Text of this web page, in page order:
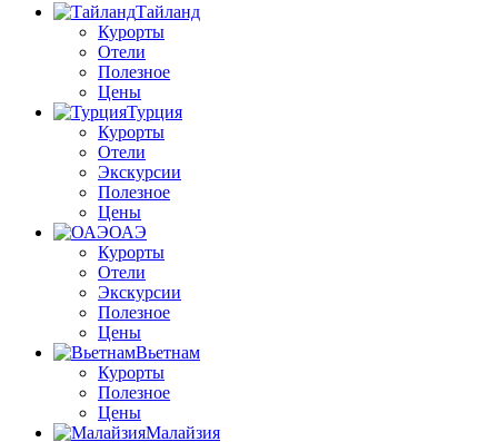
Тайланд
Курорты
Отели
Полезное
Цены
Турция
Курорты
Отели
Экскурсии
Полезное
Цены
ОАЭ
Курорты
Отели
Экскурсии
Полезное
Цены
Вьетнам
Курорты
Полезное
Цены
Малайзия